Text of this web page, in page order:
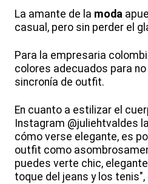
La amante de la moda
casual, pero sin perder el
Para la empresaria
colores adecuados para
sincronía de outfit.
En cuanto a estilizar el
Instagram @juliehtvaldes
cómo verse elegante, es
outfit como
puedes verte chic,
toque del jeans y los tenis",